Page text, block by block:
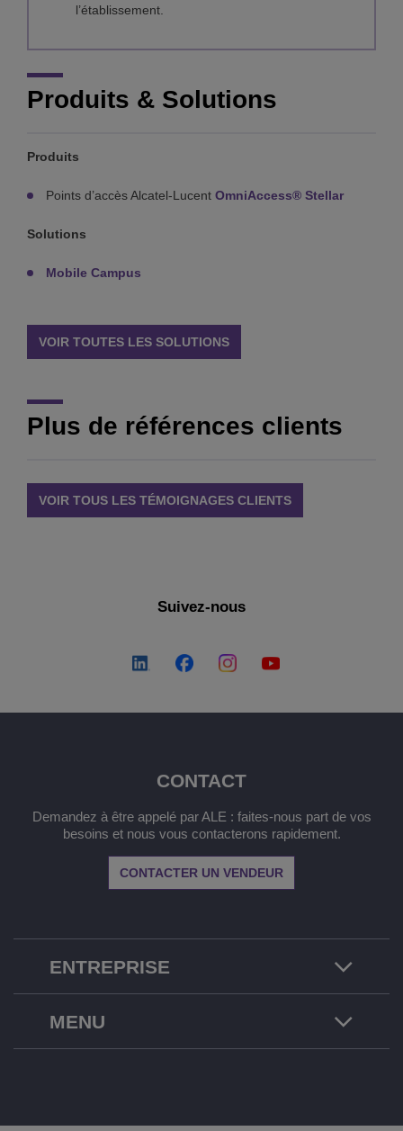
l’établissement.
Produits & Solutions
Produits
Points d’accès Alcatel-Lucent OmniAccess® Stellar
Solutions
Mobile Campus
VOIR TOUTES LES SOLUTIONS
Plus de références clients
VOIR TOUS LES TÉMOIGNAGES CLIENTS
Suivez-nous
ENTREPRISE
CONTACT
Demandez à être appelé par ALE : faites-nous part de vos
besoins et nous vous contacterons rapidement.
CONTACTER UN VENDEUR
MENU